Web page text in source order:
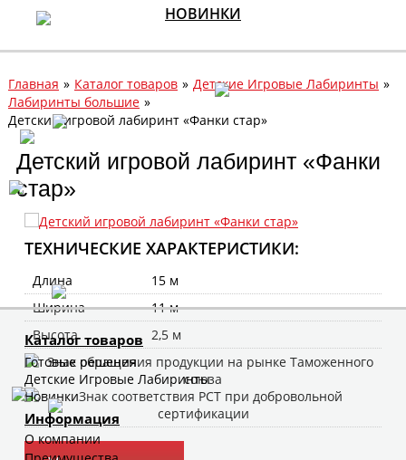
НОВИНКИ
Главная » Каталог товаров » Детские Игровые Лабиринты »
Лабиринты большие »
Детский игровой лабиринт «Фанки стар»
Детский игровой лабиринт «Фанки
стар»
ТЕХНИЧЕСКИЕ ХАРАКТЕРИСТИКИ:
Длина
15 м
Ширина
11 м
Высота
2,5 м
Каталог товаров
Готовые решения
Детские Игровые Лабиринты
Новинки
Информация
О компании